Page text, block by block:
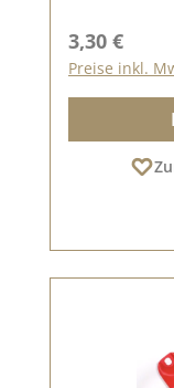
Regulärer
3,30 €
Preise inkl.